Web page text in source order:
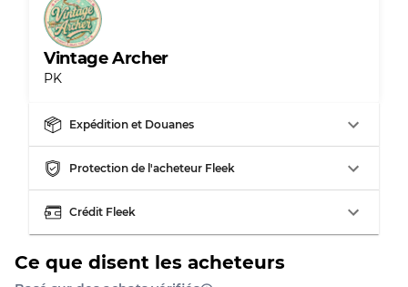
Vintage Archer
PK
Expédition et Douanes
Protection de l'acheteur Fleek
Crédit Fleek
Ce que disent les acheteurs